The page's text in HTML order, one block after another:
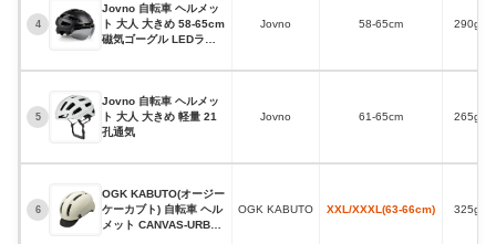
4
Jovno 自転車 ヘルメッ
ト 大人 大きめ 58-65cm
磁気ゴーグル LEDライ
Jovno 58-65cm 290g
5
Jovno 自転車 ヘルメッ
ト 大人 大きめ 軽量 21
孔通気
Jovno 61-65cm 265g
6
OGK KABUTO(オージー
ケーカブト) 自転車 ヘル
メット CANVAS-URBAN
OGK KABUTO XXL/XXXL(63-66cm) 325g